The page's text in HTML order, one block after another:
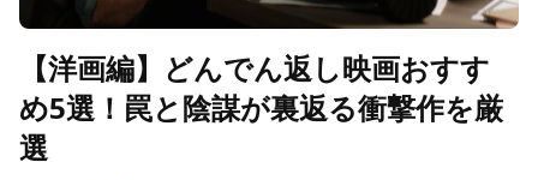
【洋画編】どんでん返し映画おすす
め5選！罠と陰謀が裏返る衝撃作を厳
選